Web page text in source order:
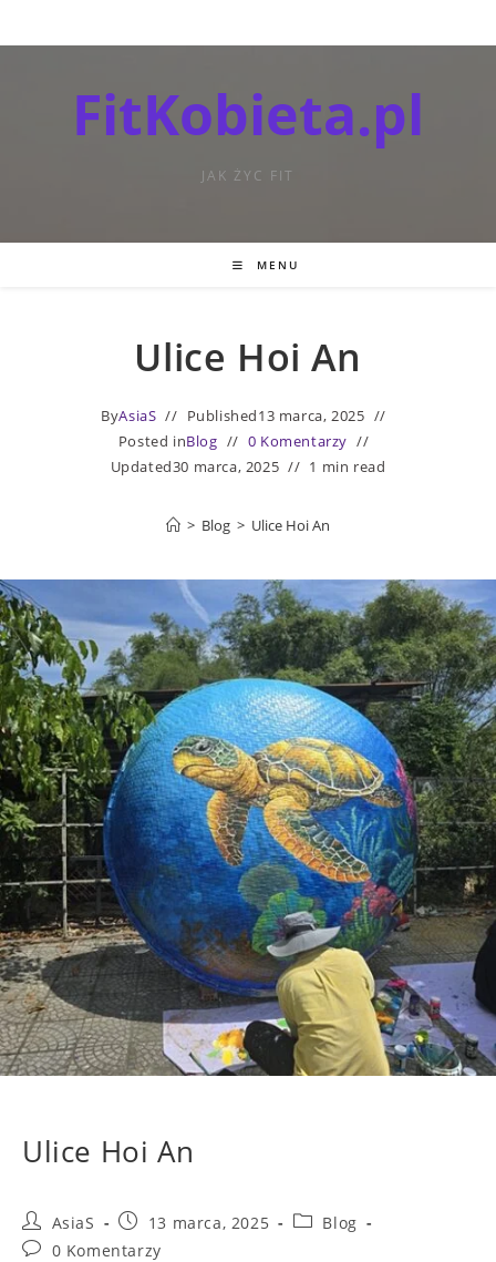
FitKobieta.pl
JAK ŻYC FIT
MENU
Ulice Hoi An
ByAsiaS Published13 marca, 2025
Posted inBlog
0 Komentarzy
Updated30 marca, 2025 1 min read
> Blog > Ulice Hoi An
Ulice Hoi An
AsiaS 13 marca, 2025
Blog
0 Komentarzy